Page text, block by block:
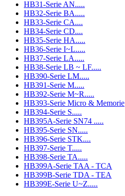
HB31-Serie AN.....
HB32-Serie BA.....
HB33-Serie CA....
HB34-Serie CD....
HB35-Serie HA.....
HB36-Serie I~L.....
HB37-Serie LA.....
HB38-Serie LB ~ LF.....
HB390-Serie LM.....
HB391-Serie M.....
HB392-Serie M~R.....
HB393-Serie Micro & Memorie
HB394-Serie S.....
HB395A-Serie SN74 .....
HB395-Serie SN.....
HB396-Serie STK....
HB397-Serie T.....
HB398-Serie TA.....
HB399A-Serie TAA - TCA
HB399B-Serie TDA - TEA
HB399E-Serie U~Z.....